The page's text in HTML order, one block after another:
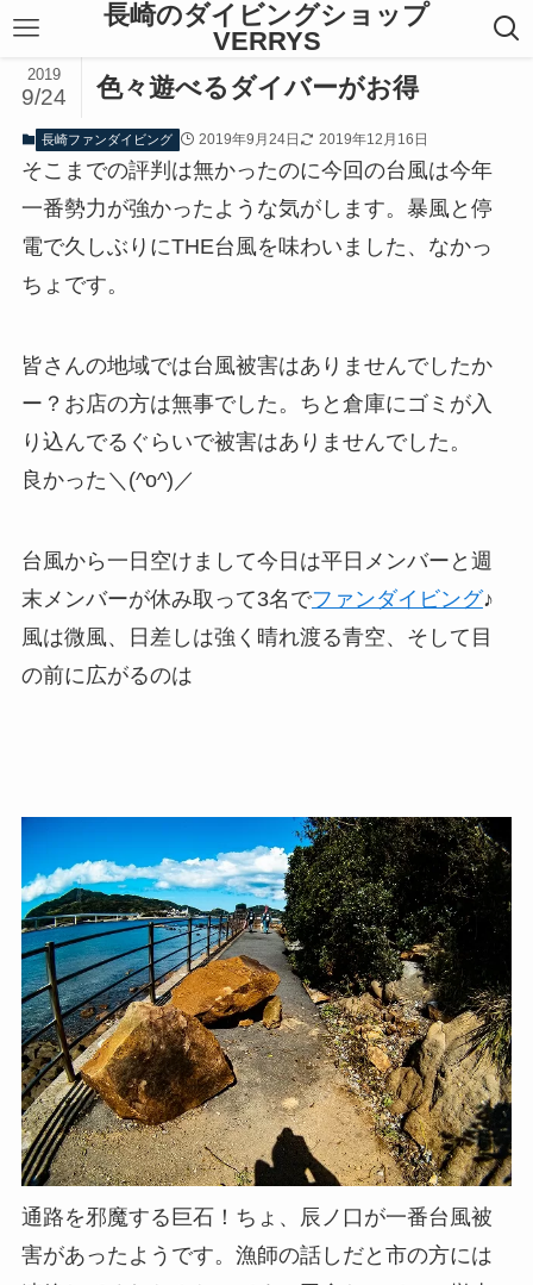
長崎のダイビングショップ
VERRYS
色々遊べるダイバーがお得
2019
9/24
長崎ファンダイビング 2019年9月24日 2019年12月16日
そこまでの評判は無かったのに今回の台風は今年
一番勢力が強かったような気がします。暴風と停
電で久しぶりにTHE台風を味わいました、なかっ
ちょです。
皆さんの地域では台風被害はありませんでしたか
ー？お店の方は無事でした。ちと倉庫にゴミが入
り込んでるぐらいで被害はありませんでした。
良かった＼(^o^)／
台風から一日空けまして今日は平日メンバーと週
末メンバーが休み取って3名でファンダイビング♪
風は微風、日差しは強く晴れ渡る青空、そして目
の前に広がるのは
通路を邪魔する巨石！ちょ、辰ノ口が一番台風被
害があったようです。漁師の話しだと市の方には